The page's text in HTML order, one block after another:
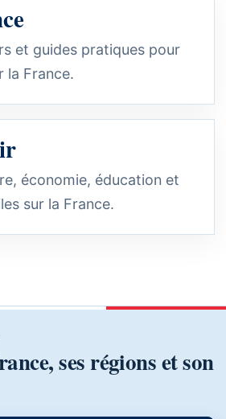
et guides pratiques pour
la France.
économie, éducation et
sur la France.
ses régions et son